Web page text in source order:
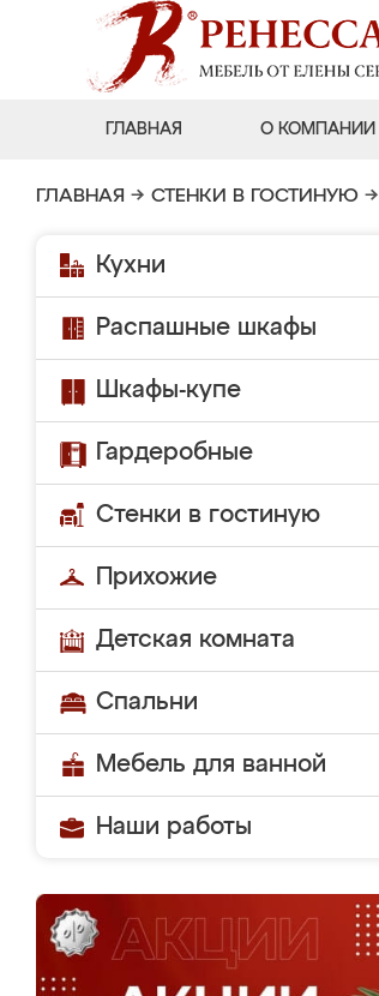
ГЛАВНАЯ О КОМПАНИИ
ГЛАВНАЯ → СТЕНКИ В ГОСТИНУЮ →
Кухни
Распашные шкафы
Шкафы-купе
Гардеробные
Стенки в гостиную
Прихожие
Детская комната
Спальни
Мебель для ванной
Наши работы